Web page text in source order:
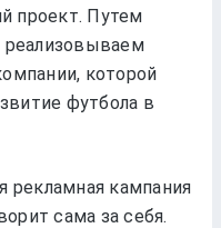
проект. Путем
реализовываем
которой
футбола в
рекламная кампания
сама за себя.